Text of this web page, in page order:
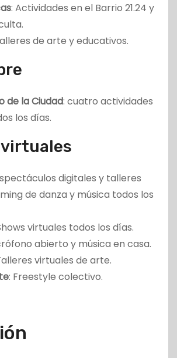
: Actividades en el Barrio 21.24 y
de arte y educativos.
de la Ciudad: cuatro actividades
los días.
digitales y talleres
de danza y música todos los
virtuales todos los días.
abierto y música en casa.
virtuales de arte.
: Freestyle colectivo.